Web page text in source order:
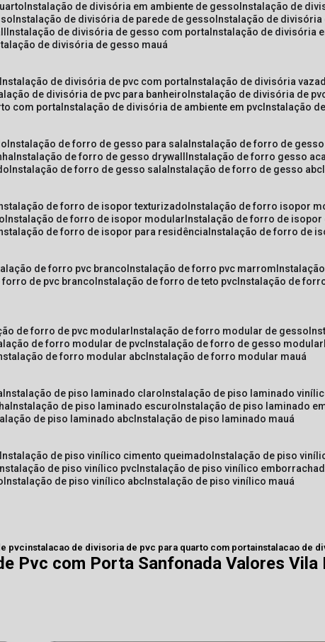
instalação de divisória em ambiente de gesso instalação de
instalação de divisória de parede de gesso instalação de
instalação de divisória de gesso com porta instalação de divisória
de divisória de gesso mauá
instalação de divisória de pvc com porta instalação de divisória
de divisória de pvc para banheiro instalação de divisória de
com porta instalação de divisória de ambiente em pvc instalação
instalação de forro de gesso para sala instalação de forro de
instalação de forro de gesso drywall instalação de forro gesso
instalação de forro de gesso sala instalação de forro de gesso abc
de forro de isopor texturizado instalação de forro isopor
instalação de forro de isopor modular instalação de forro de
de forro de isopor para residência instalação de forro de
de forro pvc branco instalação de forro pvc marrom
forro de pvc branco instalação de forro de teto pvc instalação de
de forro de pvc modular instalação de forro modular de gesso
de forro modular de pvc instalação de forro de gesso modular
de forro modular abc instalação de forro modular mauá
instalação de piso laminado claro instalação de piso laminado
instalação de piso laminado escuro instalação de piso laminado
de piso laminado abc instalação de piso laminado mauá
instalação de piso vinílico cimento queimado instalação de piso
instalação de piso vinílico pvc instalação de piso vinílico
instalação de piso vinílico abc instalação de piso vinílico mauá
pvcinstalacao de divisoria de pvc para quarto com portainstalacao de
Pvc com Porta Sanfonada Valores Vila